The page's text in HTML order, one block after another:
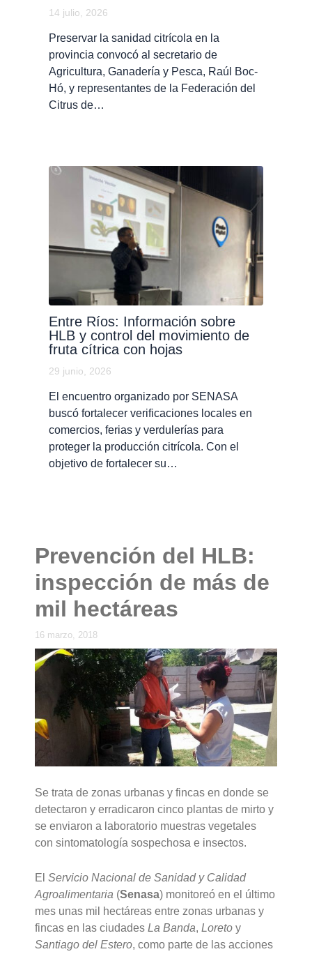
14 julio, 2026
Preservar la sanidad citrícola en la
provincia convocó al secretario de
Agricultura, Ganadería y Pesca, Raúl Boc-
Hó, y representantes de la Federación del
Citrus de…
Entre Ríos: Información sobre
HLB y control del movimiento de
fruta cítrica con hojas
29 junio, 2026
El encuentro organizado por SENASA
buscó fortalecer verificaciones locales en
comercios, ferias y verdulerías para
proteger la producción citrícola. Con el
objetivo de fortalecer su…
Prevención del HLB:
inspección de más de
mil hectáreas
16 marzo, 2018
Se trata de zonas urbanas y fincas en donde se
detectaron y erradicaron cinco plantas de mirto y
se enviaron a laboratorio muestras vegetales
con sintomatología sospechosa e insectos.
ElServicio Nacional de Sanidad y Calidad
Agroalimentaria (Senasa) monitoreó en el último
mes unas mil hectáreas entre zonas urbanas y
fincas en las ciudadesLa Banda,Loreto y
Santiago del Estero, como parte de las acciones